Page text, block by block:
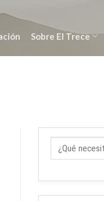
Sobre El Trece